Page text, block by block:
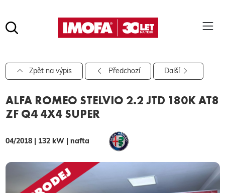
hledat
Pro vyhledávání zadejte alespoň 3 znaky.
Zpět na výpis Předchozí Další
ALFA ROMEO STELVIO 2.2 JTD 180K AT8
ZF Q4 4X4 SUPER
04/2018 | 132 kW | nafta